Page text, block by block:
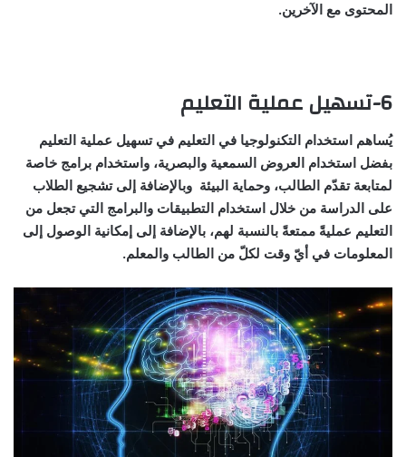
المحتوى مع الآخرين.
6-تسهيل عملية التعليم
يُساهم استخدام التكنولوجيا في التعليم في تسهيل عملية التعليم
بفضل استخدام العروض السمعية والبصرية، واستخدام برامج خاصة
لمتابعة تقدّم الطالب، وحماية البيئة وبالإضافة إلى تشجيع الطلاب
على الدراسة من خلال استخدام التطبيقات والبرامج التي تجعل من
التعليم عمليةً ممتعةً بالنسبة لهم، بالإضافة إلى إمكانية الوصول إلى
المعلومات في أيّ وقت لكلّ من الطالب والمعلم.